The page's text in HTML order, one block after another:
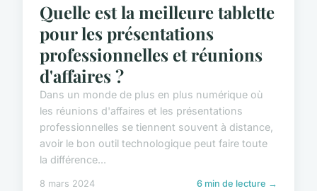
Quelle est la meilleure tablette
pour les présentations
professionnelles et réunions
d'affaires ?
Dans un monde de plus en plus numérique où
les réunions d'affaires et les présentations
professionnelles se tiennent souvent à distance,
avoir le bon outil technologique peut faire toute
la différence...
8 mars 2024 6 min de lecture →